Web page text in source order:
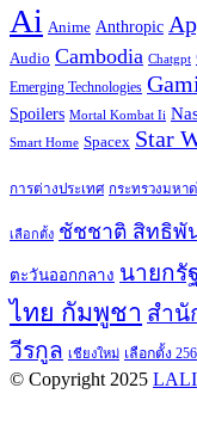
Ai Anime Anthropic
Audio Cambodia Chatgpt
Emerging Technologies
Spoilers Mortal Kombat Ii
Smart Home Spacex Star
การต่างประเทศ กระทรวงมหา
เลือกตั้ง ชัชชาติ สิทธิพั
ตะวันออกกลาง นายกรั
ไทย กัมพูชา สำนั
วีรกูล เชียงใหม่ เลือกตั้ง
© Copyright 2025